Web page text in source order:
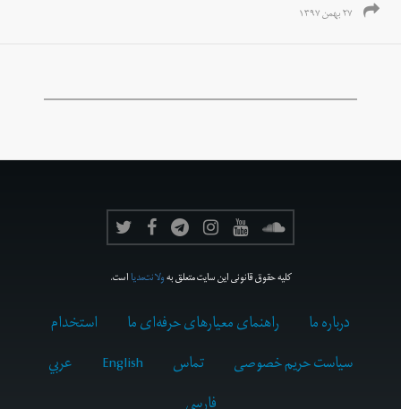
۲۷ بهمن ۱۳۹۷
کلیه حقوق قانونی این سایت متعلق بهولانت‌مدیااست.
درباره ما راهنمای معیارهای حرفه‌ای ما
استخدام
سیاست حریم خصوصی
تماس English
عربي